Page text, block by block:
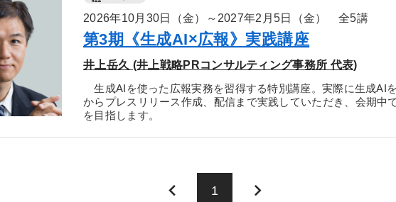
2026年10月30日（金）～2027年2月5日（金） 全5講
第3期《生成AI×広報》実践講座
井上岳久 (井上戦略PRコンサルティング事務所 代表)
生成AIを使った広報実務を習得する特別講座。実際に生成AI
からプレスリリース作成、配信まで実践していただき、会期中
を目指します。
keyboard_arrow_left 1 keyboard_arrow_right